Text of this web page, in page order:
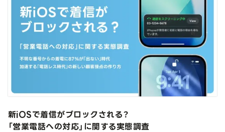
新iOSで着信がブロックされる？
「営業電話への対応」に関する実態調査